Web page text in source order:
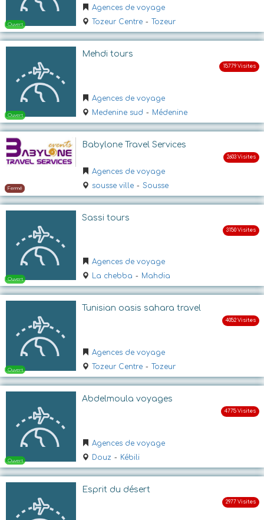
Ouvert
Agences de voyage
Tozeur Centre - Tozeur
Mehdi tours
Agences de voyage
Medenine sud - Médenine
Fermé
Babylone Travel Services
Agences de voyage
sousse ville - Sousse
Sassi tours
Agences de voyage
La chebba - Mahdia
Tunisian oasis sahara travel
Agences de voyage
Tozeur Centre - Tozeur
Abdelmoula voyages
Agences de voyage
Douz - Kébili
Esprit du désert